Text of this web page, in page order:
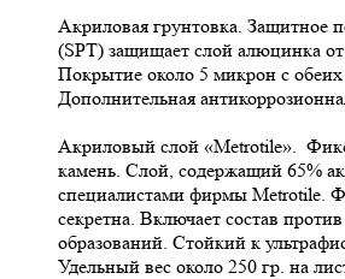
Акриловая грунтовка. Защитное
(SPT) защищает слой алюцинка
Покрытие около 5 микрон с обеих
Дополнительная
Акриловый слой «Metrotile».
камень. Слой, содержащий 65%
специалистами фирмы Metrotile.
секретна. Включает состав
образований. Стойкий к
Удельный вес около 250 гр. на